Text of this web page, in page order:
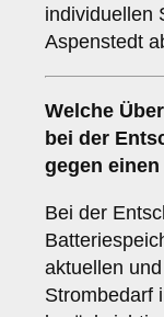
individuellen
Aspenstedt
Welche
bei der
gegen einen
Bei der
aktuellen
Strombedarf